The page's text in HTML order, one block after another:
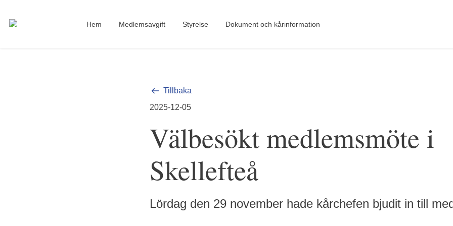
Hem Medlemsavgift Styrelse Dokument och kårinformation
Tillbaka
2025-12-05
Välbesökt medlemsmöte i
Skellefteå
Lördag den 29 november hade kårchefen bjudit in till
Koncentrerade åhörare
Hederskårchef Olle Söderlund (t.v.) var en av deltagarna.